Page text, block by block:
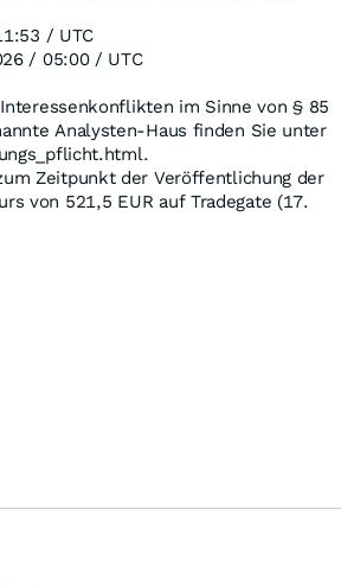
/ UTC
/ 05:00 / UTC
im Sinne von § 85
Analysten-Haus finden Sie unter
Zeitpunkt der Veröffentlichung der
von 521,5 EUR auf Tradegate (17.